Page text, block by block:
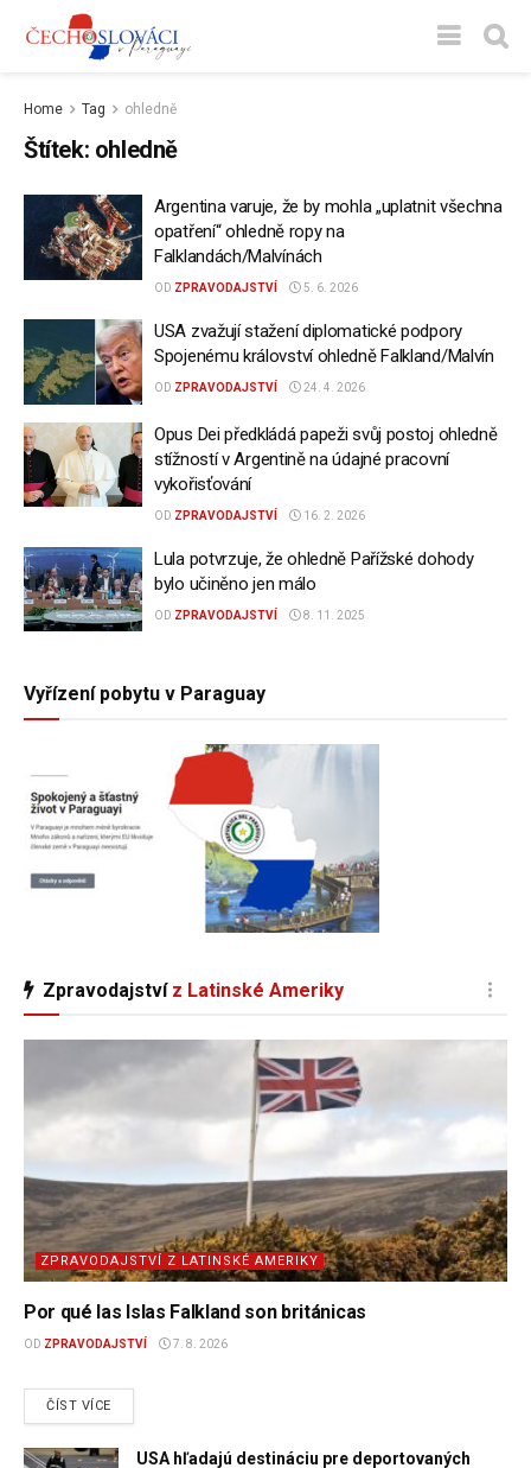
Home Tag ohledně
Štítek: ohledně
Argentina varuje, že by mohla „uplatnit všechna
opatření“ ohledně ropy na
Falklandách/Malvínách
OD ZPRAVODAJSTVÍ 5. 6. 2026
USA zvažují stažení diplomatické podpory
Spojenému království ohledně Falkland/Malvín
OD ZPRAVODAJSTVÍ 24. 4. 2026
Opus Dei předkládá papeži svůj postoj ohledně
stížností v Argentině na údajné pracovní
vykořisťování
OD ZPRAVODAJSTVÍ 16. 2. 2026
Lula potvrzuje, že ohledně Pařížské dohody
bylo učiněno jen málo
OD ZPRAVODAJSTVÍ 8. 11. 2025
Vyřízení pobytu v Paraguay
Zpravodajství z Latinské Ameriky
ZPRAVODAJSTVÍ Z LATINSKÉ AMERIKY
Por qué las Islas Falkland son británicas
OD ZPRAVODAJSTVÍ 7. 8. 2026
ČÍST VÍCEDETAILS
USA hľadajú destináciu pre deportovaných